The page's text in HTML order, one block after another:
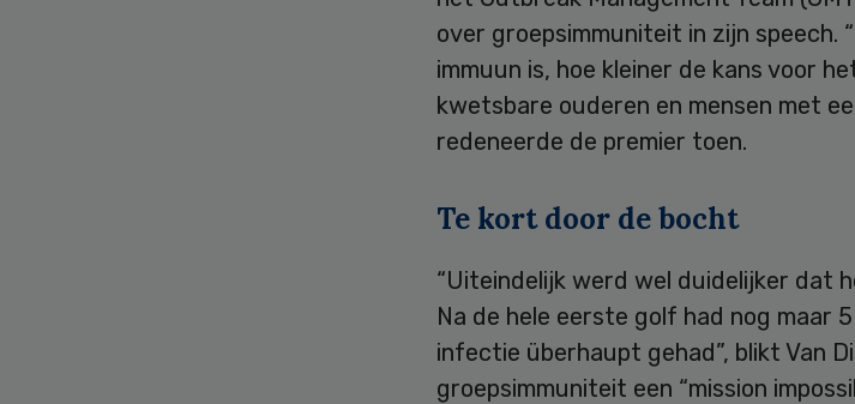
over groepsimmuniteit in zijn speech.
immuun is, hoe kleiner de kans voor
kwetsbare ouderen en mensen met
redeneerde de premier toen.
Te kort door de bocht
“Uiteindelijk werd wel duidelijker dat
Na de hele eerste golf had nog maar
infectie überhaupt gehad”, blikt Van
groepsimmuniteit een “mission